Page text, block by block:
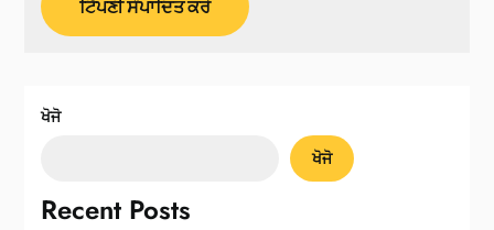
ਖੋਜੋ
ਖੋਜੋ
Recent Posts